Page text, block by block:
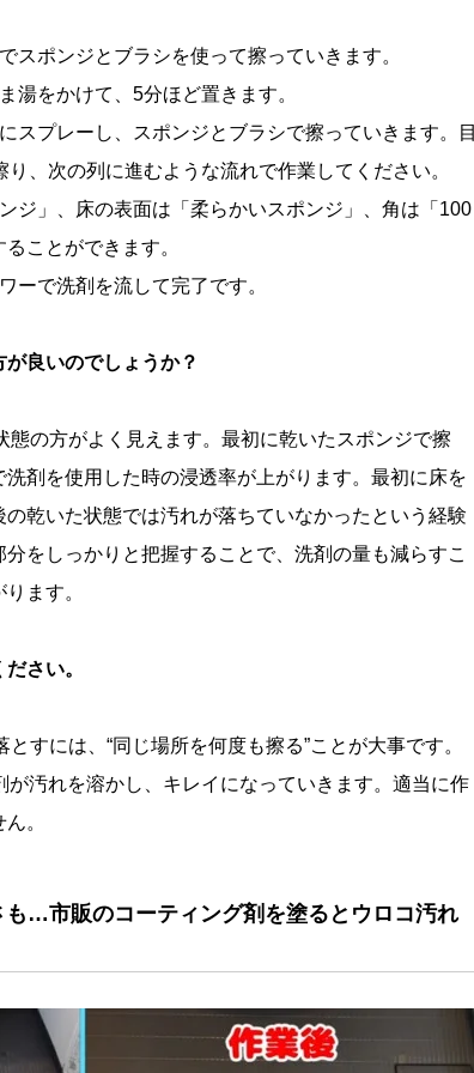
スポンジとブラシを使って擦っていきます。
湯をかけて、5分ほど置きます。
スプレーし、スポンジとブラシで擦っていきます。目
、次の列に進むような流れで作業してください。
ジ」、床の表面は「柔らかいスポンジ」、角は「100
ことができます。
ーで洗剤を流して完了です。
良いのでしょうか？
の方がよく見えます。最初に乾いたスポンジで擦
剤を使用した時の浸透率が上がります。最初に床を
乾いた状態では汚れが落ちていなかったという経験
をしっかりと把握することで、洗剤の量も減らすこ
ます。
さい。
すには、“同じ場所を何度も擦る”ことが大事です。
汚れを溶かし、キレイになっていきます。適当に作
。
…市販のコーティング剤を塗るとウロコ汚れ